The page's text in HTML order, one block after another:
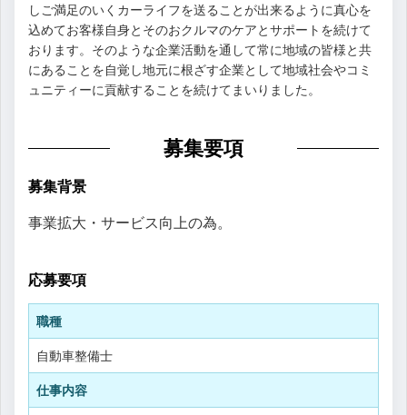
しご満足のいくカーライフを送ることが出来るように真心を
込めてお客様自身とそのおクルマのケアとサポートを続けて
おります。そのような企業活動を通して常に地域の皆様と共
にあることを自覚し地元に根ざす企業として地域社会やコミ
ュニティーに貢献することを続けてまいりました。
募集要項
募集背景
事業拡大・サービス向上の為。
応募要項
職種
自動車整備士
仕事内容